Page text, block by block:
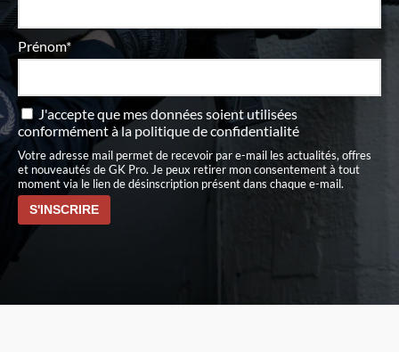
Prénom*
J'accepte que mes données soient utilisées
conformément àla politique de confidentialité
Votre adresse mail permet de recevoir par e-mail les actualités, offres
et nouveautés de GK Pro. Je peux retirer mon consentement à tout
moment via le lien de désinscription présent dans chaque e-mail.